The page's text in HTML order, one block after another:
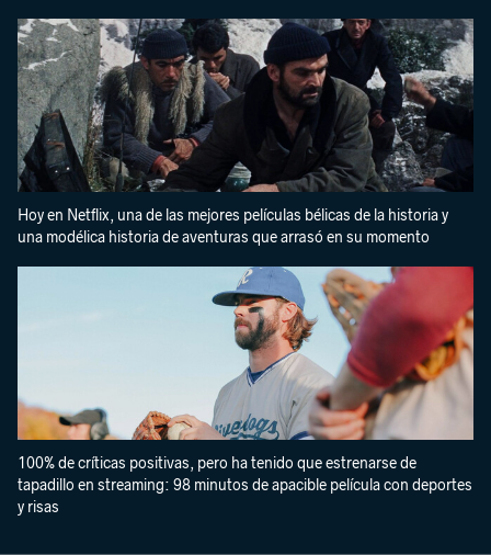
Hoy en Netflix, una de las mejores películas bélicas de la historia y
una modélica historia de aventuras que arrasó en su momento
100% de críticas positivas, pero ha tenido que estrenarse de
tapadillo en streaming: 98 minutos de apacible película con deportes
y risas